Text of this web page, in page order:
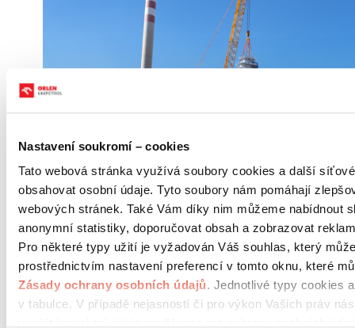
Nastavení soukromí – cookies
Tato webová stránka využívá soubory cookies a další
obsahovat osobní údaje. Tyto soubory nám pomáhají
webových stránek. Také Vám díky nim můžeme nabídnout
anonymní statistiky, doporučovat obsah a zobrazovat
Pro některé typy užití je vyžadován Váš souhlas, který
prostřednictvím nastavení preferencí v tomto oknu, které
Zásady ochrany osobních údajů. Jednotlivé typy cookies
v tabulce. V případě nejasností či pro výkon Vašich práv
Skupina ORLEN Unipetrolje největší rafinérskou a